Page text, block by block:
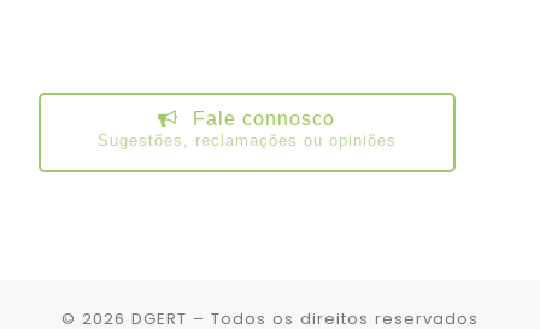
Fale connosco
Sugestões, reclamações ou opiniões
© 2026 DGERT – Todos os direitos reservados